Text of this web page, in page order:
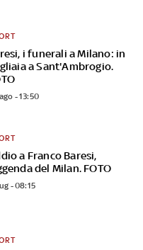
i funerali a Milano: in
a Sant'Ambrogio.
- 13:50
a Franco Baresi,
del Milan. FOTO
- 08:15